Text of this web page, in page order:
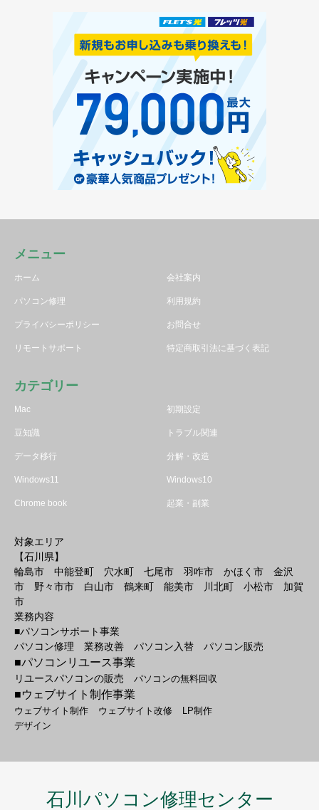
メニュー
ホーム 会社案内
パソコン修理 利用規約
プライバシーポリシー お問合せ
リモートサポート 特定商取引法に基づく表記
カテゴリー
Mac 初期設定
豆知識 トラブル関連
データ移行 分解・改造
Windows11 Windows10
Chrome book 起業・副業
対象エリア
【石川県】
輪島市 中能登町 穴水町 七尾市 羽咋市 かほく市 金沢
市 野々市市 白山市 鶴来町 能美市 川北町 小松市 加賀
市
業務内容
■パソコンサポート事業
パソコン修理 業務改善 パソコン入替 パソコン販売
■パソコンリユース事業
リユースパソコンの販売 パソコンの無料回収
■ウェブサイト制作事業
ウェブサイト制作 ウェブサイト改修
LP制作
デザイン
石川パソコン修理センター